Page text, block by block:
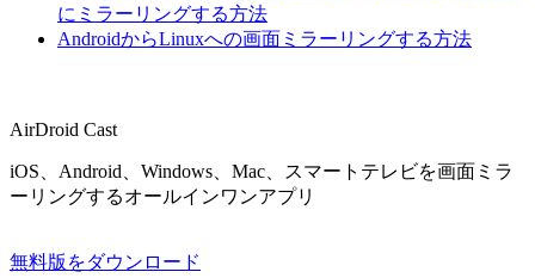
にミラーリングする方法
AndroidからLinuxへの画面ミラーリングする方法
AirDroid Cast
iOS、Android、Windows、Mac、スマートテレビを画面ミラ
ーリングするオールインワンアプリ
無料版をダウンロード